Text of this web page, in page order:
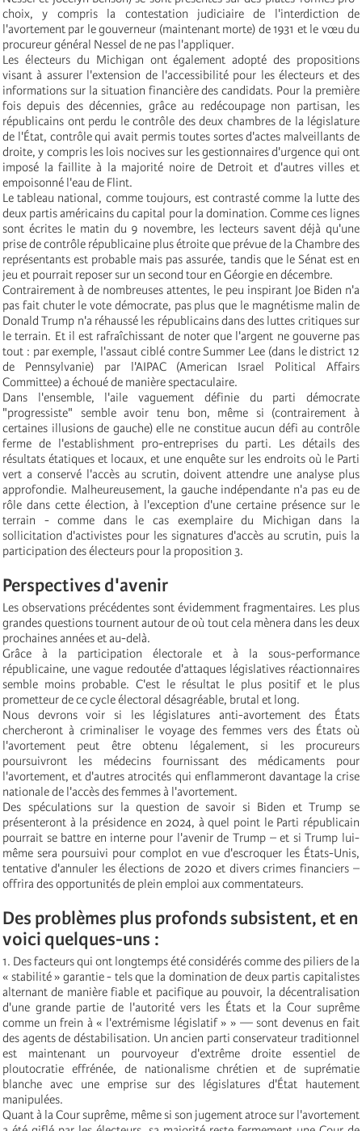
choix, y compris la contestation judiciaire de l'interdiction de
l'avortement par le gouverneur (maintenant morte) de 1931 et le vœu du
procureur général Nessel de ne pas l'appliquer.
Les électeurs du Michigan ont également adopté des propositions
visant à assurer l'extension de l'accessibilité pour les électeurs et des
informations sur la situation financière des candidats. Pour la première
fois depuis des décennies, grâce au redécoupage non partisan, les
républicains ont perdu le contrôle des deux chambres de la législature
de l'État, contrôle qui avait permis toutes sortes d'actes malveillants de
droite, y compris les lois nocives sur les gestionnaires d'urgence qui ont
imposé la faillite à la majorité noire de Detroit et d'autres villes et
empoisonné l'eau de Flint.
Le tableau national, comme toujours, est contrasté comme la lutte des
deux partis américains du capital pour la domination. Comme ces lignes
sont écrites le matin du 9 novembre, les lecteurs savent déjà qu'une
prise de contrôle républicaine plus étroite que prévue de la Chambre des
représentants est probable mais pas assurée, tandis que le Sénat est en
jeu et pourrait reposer sur un second tour en Géorgie en décembre.
Contrairement à de nombreuses attentes, le peu inspirant Joe Biden n'a
pas fait chuter le vote démocrate, pas plus que le magnétisme malin de
Donald Trump n'a réhaussé les républicains dans des luttes critiques sur
le terrain. Et il est rafraîchissant de noter que l'argent ne gouverne pas
tout : par exemple, l'assaut ciblé contre Summer Lee (dans le district 12
de Pennsylvanie) par l'AIPAC (American Israel Political Affairs
Committee) a échoué de manière spectaculaire.
Dans l'ensemble, l'aile vaguement définie du parti démocrate
"progressiste" semble avoir tenu bon, même si (contrairement à
certaines illusions de gauche) elle ne constitue aucun défi au contrôle
ferme de l'establishment pro-entreprises du parti. Les détails des
résultats étatiques et locaux, et une enquête sur les endroits où le Parti
vert a conservé l'accès au scrutin, doivent attendre une analyse plus
approfondie. Malheureusement, la gauche indépendante n'a pas eu de
rôle dans cette élection, à l'exception d'une certaine présence sur le
terrain - comme dans le cas exemplaire du Michigan dans la
sollicitation d'activistes pour les signatures d'accès au scrutin, puis la
participation des électeurs pour la proposition 3.
Perspectives d'avenir
Les observations précédentes sont évidemment fragmentaires. Les plus
grandes questions tournent autour de où tout cela mènera dans les deux
prochaines années et au-delà.
Grâce à la participation électorale et à la sous-performance
républicaine, une vague redoutée d'attaques législatives réactionnaires
semble moins probable. C'est le résultat le plus positif et le plus
prometteur de ce cycle électoral désagréable, brutal et long.
Nous devrons voir si les législatures anti-avortement des États
chercheront à criminaliser le voyage des femmes vers des États où
l'avortement peut être obtenu légalement, si les procureurs
poursuivront les médecins fournissant des médicaments pour
l'avortement, et d'autres atrocités qui enflammeront davantage la crise
nationale de l'accès des femmes à l'avortement.
Des spéculations sur la question de savoir si Biden et Trump se
présenteront à la présidence en 2024, à quel point le Parti républicain
pourrait se battre en interne pour l'avenir de Trump – et si Trump lui-
même sera poursuivi pour complot en vue d'escroquer les États-Unis,
tentative d'annuler les élections de 2020 et divers crimes financiers –
offrira des opportunités de plein emploi aux commentateurs.
Des problèmes plus profonds subsistent, et en
voici quelques-uns :
1. Des facteurs qui ont longtemps été considérés comme des piliers de la
« stabilité » garantie - tels que la domination de deux partis capitalistes
alternant de manière fiable et pacifique au pouvoir, la décentralisation
d'une grande partie de l'autorité vers les États et la Cour suprême
comme un frein à « l'extrémisme législatif » » — sont devenus en fait
des agents de déstabilisation. Un ancien parti conservateur traditionnel
est maintenant un pourvoyeur d'extrême droite essentiel de
ploutocratie effrénée, de nationalisme chrétien et de suprématie
blanche avec une emprise sur des législatures d'État hautement
manipulées.
Quant à la Cour suprême, même si son jugement atroce sur l'avortement